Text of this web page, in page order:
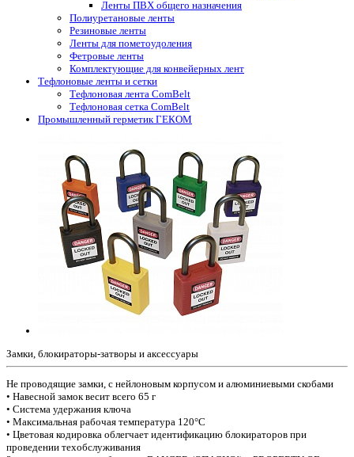
Ленты ПВХ общего назначения
Полиуретановые ленты
Резиновые ленты
Ленты для пометоудоления
Фетровые ленты
Комплектующие для конвейерных лент
Тефлоновые ленты и сетки
Тефлоновая лента ComBelt
Тефлоновая сетка ComBelt
Промышленный герметик ГЕКОМ
Замки, блокираторы-затворы и аксессуары
Не проводящие замки, с нейлоновым корпусом и алюминиевыми скобами
• Навесной замок весит всего 65 г
• Система удержания ключа
• Максимальная рабочая температура 120°C
• Цветовая кодировка облегчает идентификацию блокираторов при
проведении техобслуживания